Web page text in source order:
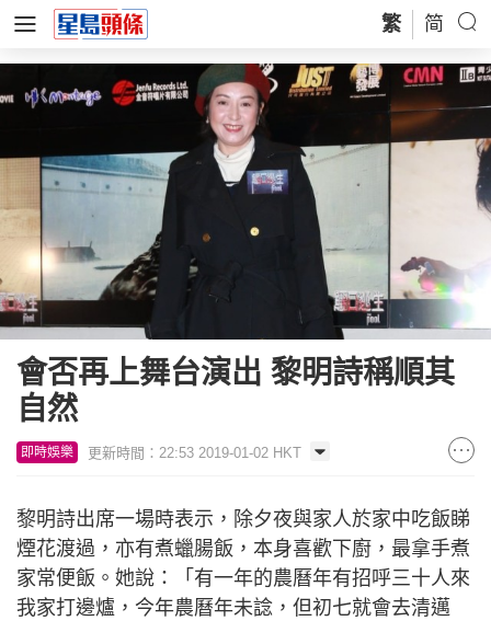
繁 简
會否再上舞台演出 黎明詩稱順其
自然
即時娛樂 更新時間：22:53 2019-01-02 HKT
黎明詩出席一場時表示，除夕夜與家人於家中吃飯睇
煙花渡過，亦有煮蠟腸飯，本身喜歡下廚，最拿手煮
家常便飯。她說：「有一年的農曆年有招呼三十人來
我家打邊爐，今年農曆年未諗，但初七就會去清邁